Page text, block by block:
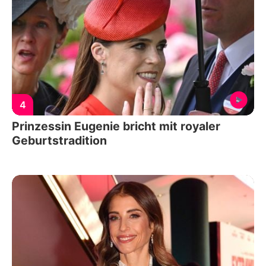
4
Prinzessin Eugenie bricht mit royaler
Geburtstradition